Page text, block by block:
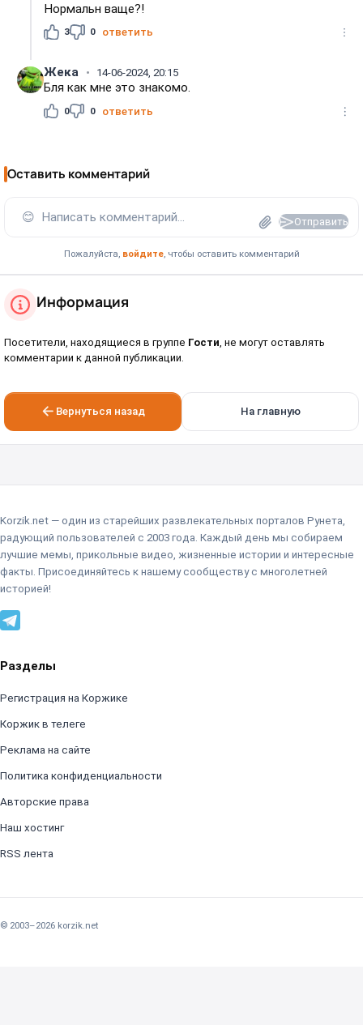
Нормальн ваще?!
3 0 ответить
Жека 14-06-2024, 20:15
Бля как мне это знакомо.
0 0 ответить
Оставить комментарий
😊 Написать комментарий... Отправить
Пожалуйста, войдите, чтобы оставить комментарий
Информация
Посетители, находящиеся в группе Гости , не могут оставлять
комментарии к данной публикации.
Вернуться назад На главную
Korzik.net — один из старейших развлекательных порталов Рунета,
радующий пользователей с 2003 года. Каждый день мы собираем
лучшие мемы, прикольные видео, жизненные истории и интересные
факты. Присоединяйтесь к нашему сообществу с многолетней
историей!
Разделы
Регистрация на Коржике
Коржик в телеге
Реклама на сайте
Политика конфиденциальности
Авторские права
Наш хостинг
RSS лента
© 2003–2026 korzik.net